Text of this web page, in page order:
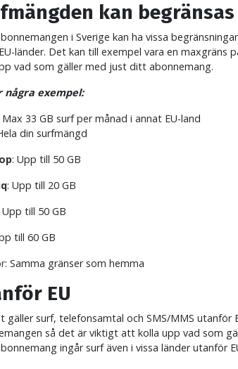
kan begränsas
i Sverige kan ha vissa
länder. Det kan till exempel vara en maxgräns
vad som gäller med just ditt abonnemang.
några exempel:
Max 33 GB surf per månad i annat EU-land
din surfmängd
: Upp till 50 GB
: Upp till 20 GB
Upp till 50 GB
till 60 GB
: Samma gränser som hemma
EU
gäller surf, telefonsamtal och SMS/MMS utanför
så det är viktigt att kolla upp vad som
ingår surf även i vissa länder utanför